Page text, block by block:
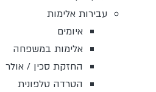
עבירות אלימות
איומים
אלימות במשפחה
החזקת סכין / אולר
הטרדה טלפונית